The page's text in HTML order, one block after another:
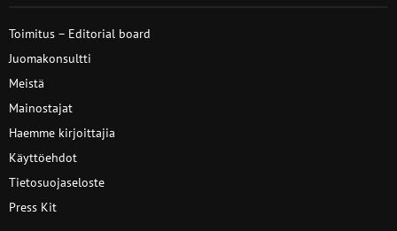
Toimitus – Editorial board
Juomakonsultti
Meistä
Mainostajat
Haemme kirjoittajia
Käyttöehdot
Tietosuojaseloste
Press Kit